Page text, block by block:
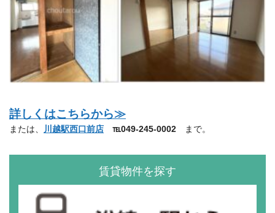
詳しくはこちらから≫
または、 川越駅西口前店 ℡049-245-0002 まで。
賃貸物件を探す